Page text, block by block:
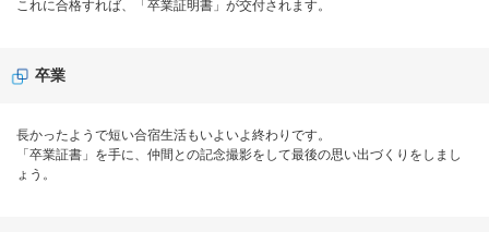
これに合格すれば、「卒業証明書」が交付されます。
卒業
長かったようで短い合宿生活もいよいよ終わりです。
「卒業証書」を手に、仲間との記念撮影をして最後の思い出づくりをしまし
ょう。